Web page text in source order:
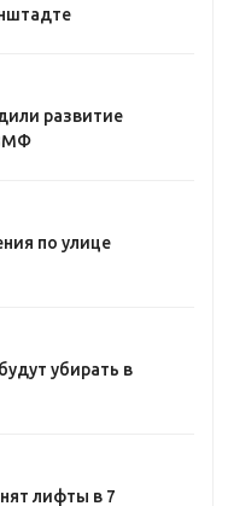
развитие
по улице
убирать в
лифты в 7